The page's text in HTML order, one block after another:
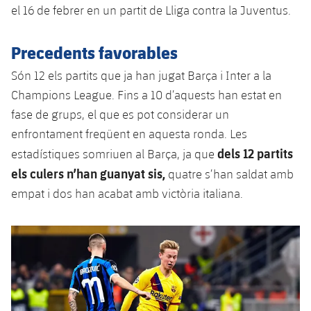
Jugadors
Calendari
Resultats
Classificació
Fotos
Notícies
Voleibol masculí
Voleibol femení
Apunta't a les amateurs
Apunta't a les amateurs
Carnet de l'Esportista Amateur
PLUSICON
MÉS
League of Legends
VALORANT Rising
VALORANT Game Changers
eFootball
el 16 de febrer en un partit de Lliga contra la Juventus.
Precedents favorables
Són 12 els partits que ja han jugat Barça i Inter a la
Champions League. Fins a 10 d’aquests han estat en
fase de grups, el que es pot considerar un
enfrontament freqüent en aquesta ronda. Les
estadístiques somriuen al Barça, ja que dels 12 partits
els culers n’han guanyat sis, quatre s’han saldat amb
empat i dos han acabat amb victòria italiana.